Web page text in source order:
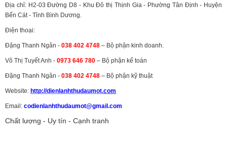
Địa chỉ: H2-03 Đường D8 - Khu Đô thị Thịnh Gia - Phường Tân Định - Huyện
Bến Cát - Tỉnh Bình Dương.
Điện thoại:
Đặng Thanh Ngân - 038 402 4748 – Bộ phận kinh doanh.
Võ Thị Tuyết Anh - 0973 646 780 – Bộ phận kế toán
Đặng Thanh Ngân - 038 402 4748 – Bộ phận kỹ thuật
Website: http://dienlanhthudaumot.com
Email: codienlanhthudaumot@gmail.com
Chất lượng - Uy tín - Cạnh tranh